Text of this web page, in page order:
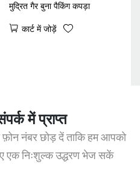
मुद्रित गैर बुना पैकिंग कपड़ा
कार्ट में जोड़ें
में प्राप्त
फ़ोन नंबर छोड़ दें ताकि हम आपको
एक निःशुल्क उद्धरण भेज सकें